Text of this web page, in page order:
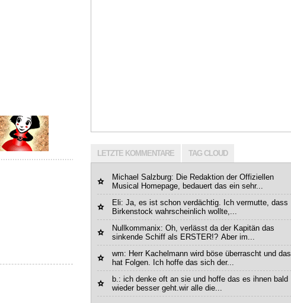
LETZTE KOMMENTARE TAG CLOUD
Michael Salzburg: Die Redaktion der Offiziellen
Musical Homepage, bedauert das ein sehr...
Eli: Ja, es ist schon verdächtig. Ich vermutte, dass
Birkenstock wahrscheinlich wollte,...
Nullkommanix: Oh, verlässt da der Kapitän das
sinkende Schiff als ERSTER!? Aber im...
wm: Herr Kachelmann wird böse überrascht und das
hat Folgen. Ich hoffe das sich der...
b.: ich denke oft an sie und hoffe das es ihnen bald
wieder besser geht.wir alle die...